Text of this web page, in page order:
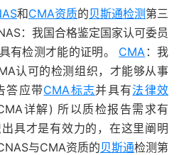
和CMA资质的贝斯通检测 第三
：我国合格鉴定国家认可委员
具有检测才能的证明。 CMA ：我
认可的检测组织，才能够从事
答应带CMA标志并具有法律效
详解) 所以质检报告需求有
具才是有效力的，在这里阐明
与CMA资质的贝斯通检测第